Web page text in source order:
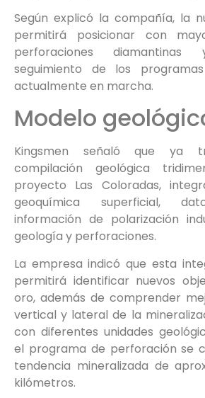
Según explicó la compañía, la
permitirá posicionar con
perforaciones
seguimiento de los
actualmente en marcha.
Modelo
Kingsmen señaló que ya
compilación geológica
proyecto Las Coloradas,
geoquímica superficial,
información de polarización
geología y perforaciones.
La empresa indicó que esta
permitirá identificar nuevos
oro, además de comprender
vertical y lateral de la
con diferentes unidades
el programa de perforación se
tendencia mineralizada de
kilómetros.